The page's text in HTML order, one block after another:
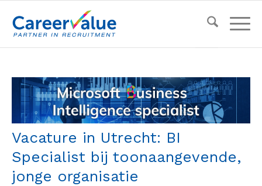
Vacature in Utrecht: BI
Specialist bij toonaangevende,
jonge organisatie